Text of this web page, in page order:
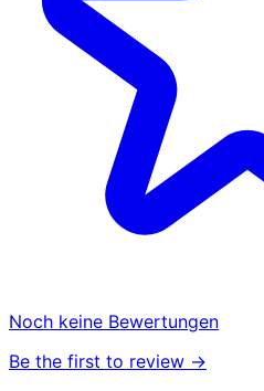
Noch keine Bewertungen
Be the first to review →